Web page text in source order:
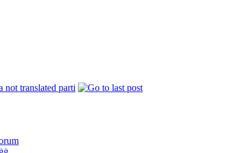
not translated parti